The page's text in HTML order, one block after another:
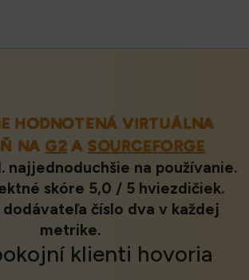
HODNOTENÁ VIRTUÁLNA
NAG2 A SOURCEFORGE
najjednoduchšie na používanie.
skóre 5,0 / 5 hviezdičiek.
dodávateľa číslo dva v každej
metrike.
klienti hovoria